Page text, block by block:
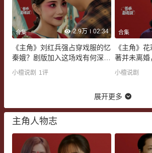
合集 2.9万 02:34
《主角》刘红兵强占穿戏服的忆
秦娥？剧版加入这场戏有何深
意？丨书中剧有戏
小檀说剧 1 评
合集
《主角》
著并未离婚
饭丨书中剧
小檀说剧
展开更多
主角人物志